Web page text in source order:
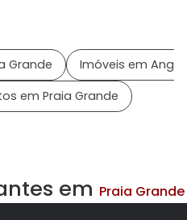
Grande
Imóveis em
em Praia Grande
em Praia Grande